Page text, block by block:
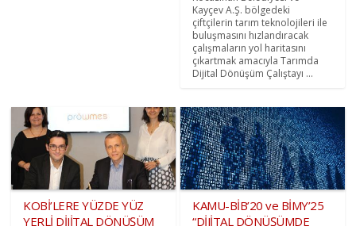
Kayçev A.Ş. bölgedeki
çiftçilerin tarım teknolojileri ile
buluşmasını hızlandıracak
çalışmaların yol haritasını
çıkartmak amacıyla Tarımda
Dijital Dönüşüm Çalıştayı ...
KOBİ’LERE YÜZDE YÜZ
YERLİ DİJİTAL DÖNÜŞÜM
KAMU-BİB’20 ve BİMY’25
“DİJİTAL DÖNÜŞÜMDE